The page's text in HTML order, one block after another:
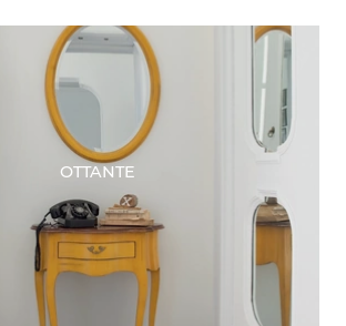
OTTANTE